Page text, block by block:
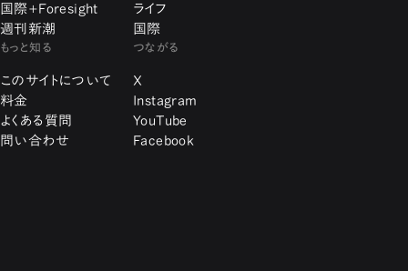
国際+Foresight
週刊新潮
ライフ
国際
もっと知る
このサイトについて
料金
よくある質問
問い合わせ
つながる
X
Instagram
YouTube
Facebook